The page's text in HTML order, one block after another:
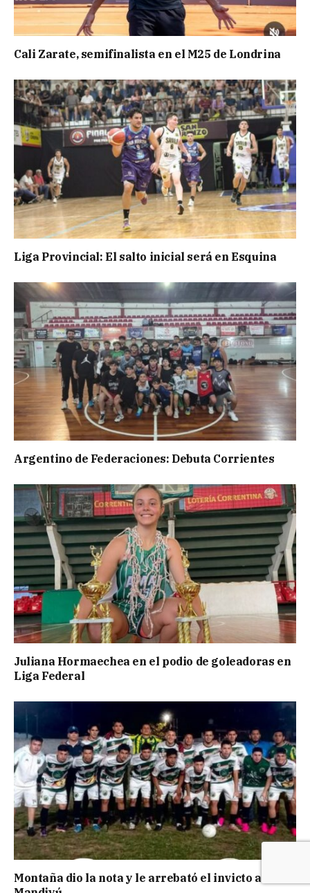
Cali Zarate, semifinalista en el M25 de Londrina
Liga Provincial: El salto inicial será en Esquina
Argentino de Federaciones: Debuta Corrientes
Juliana Hormaechea en el podio de goleadoras en
Liga Federal
Montaña dio la nota y le arrebató el invicto a